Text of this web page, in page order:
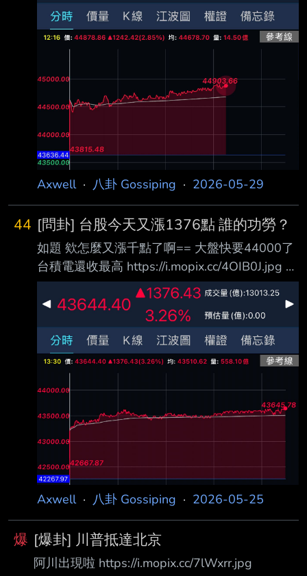
Axwell· 八卦 Gossiping · 2026-05-29
44 [問卦] 台股今天又漲1376點 誰的功勞？
如題 欸怎麼又漲千點了啊== 大盤快要44000了
台積電還收最高 https://i.mopix.cc/4OIB0J.jpg 例
行性的來問一下 台股近期一直噴 到底是誰的功
勞？ 有八卦嗎？ --
Axwell· 八卦 Gossiping · 2026-05-25
爆 [爆卦] 川普抵達北京
阿川出現啦 https://i.mopix.cc/7lWxrr.jpg